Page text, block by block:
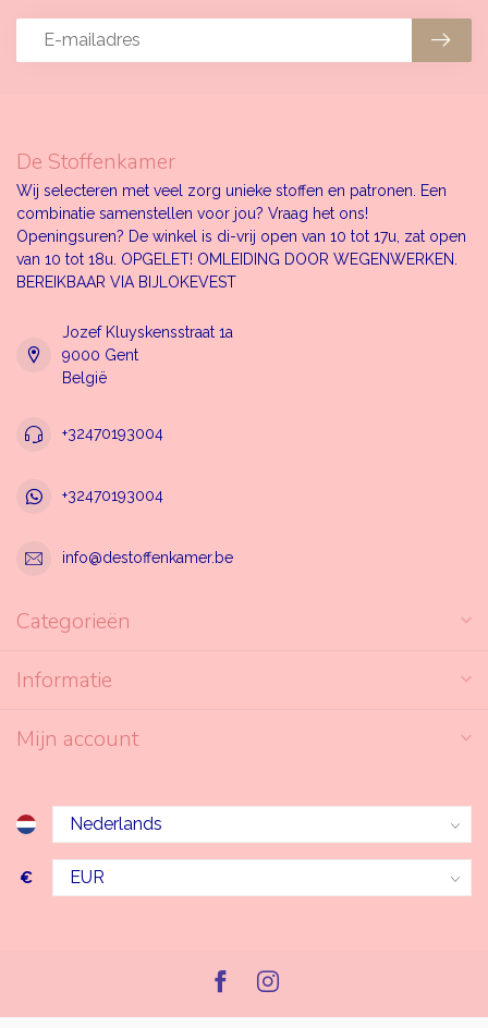
De Stoffenkamer
Wij selecteren met veel zorg unieke stoffen en patronen. Een
combinatie samenstellen voor jou? Vraag het ons!
Openingsuren? De winkel is di-vrij open van 10 tot 17u, zat open
van 10 tot 18u. OPGELET! OMLEIDING DOOR WEGENWERKEN.
BEREIKBAAR VIA BIJLOKEVEST
Jozef Kluyskensstraat 1a
9000 Gent
België
+32470193004
+32470193004
info@destoffenkamer.be
Categorieën
Informatie
Mijn account
€